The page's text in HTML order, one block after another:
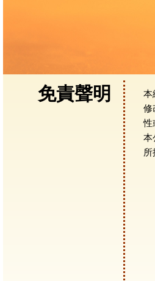
免責聲明
本
修
性
本